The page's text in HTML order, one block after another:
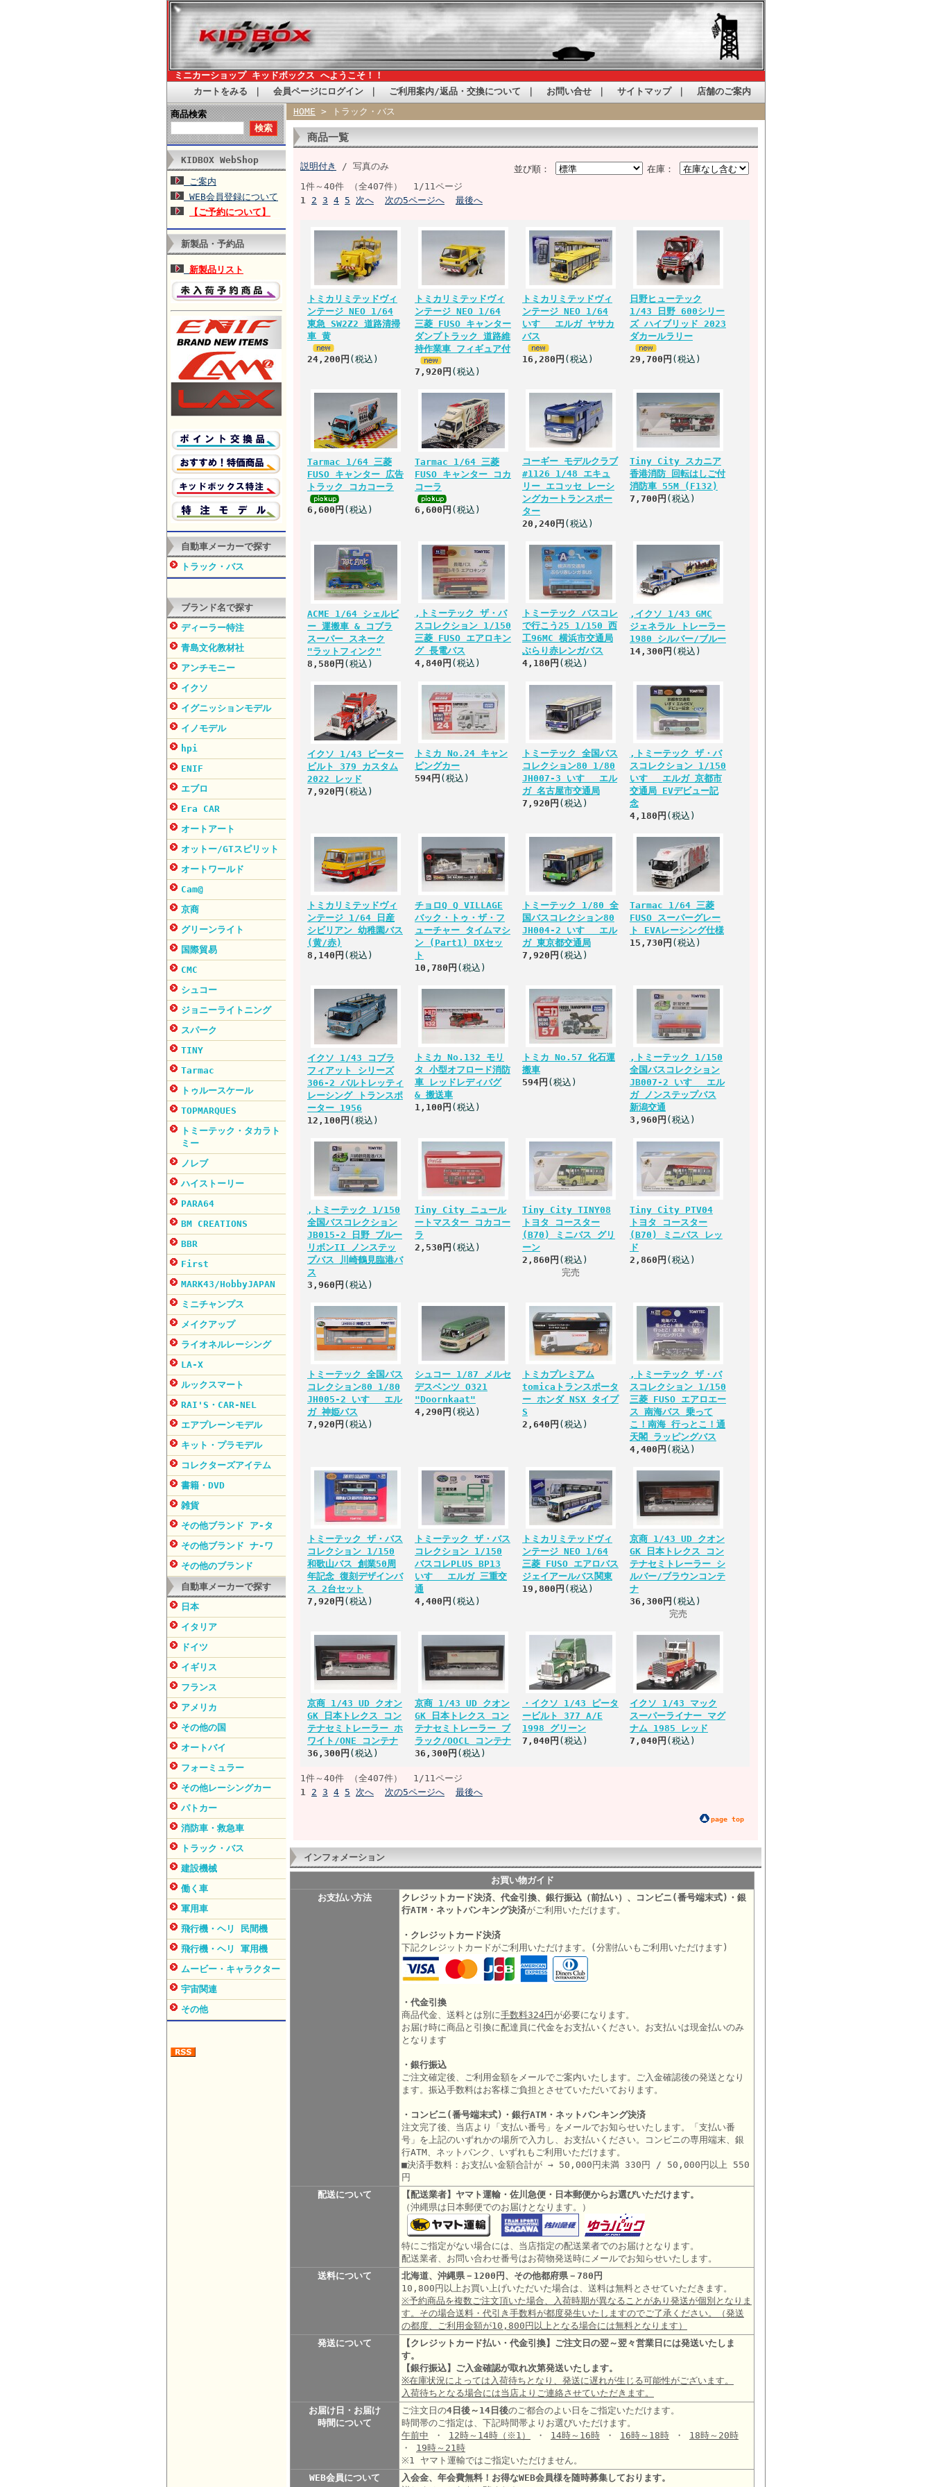
ミニカーショップ キッドボックス へようこそ！！
カートをみる
会員ページにログイン ご利用案内/返品・交換について お問い合せ サイトマップ｜ 店舗のご案内
商品検索
KIDBOX WebShop
ご案内
WEB会員登録について
【ご予約について】
新製品・予約品
新製品リスト
自動車メーカーで探す
トラック・バス
ブランド名で探す
ディーラー特注
青島文化教材社
アンチモニー
イクソ
イグニッションモデル
イノモデル
hpi
ENIF
エブロ
Era CAR
オートアート
オットー/GTスピリット
オートワールド
Cam@
京商
グリーンライト
国際貿易
CMC
シュコー
ジョニーライトニング
スパーク
TINY
Tarmac
トゥルースケール
TOPMARQUES
トミーテック・タカラト
ミー
ノレブ
ハイストーリー
PARA64
BM CREATIONS
BBR
First
MARK43/HobbyJAPAN
ミニチャンプス
メイクアップ
ライオネルレーシング
LA-X
ルックスマート
RAI'S・CAR-NEL
エアプレーンモデル
キット・プラモデル
コレクターズアイテム
書籍・DVD
雑貨
その他ブランド ア-タ
その他ブランド ナ-ワ
その他のブランド
自動車メーカーで探す
日本
イタリア
ドイツ
イギリス
フランス
アメリカ
その他の国
オートバイ
フォーミュラー
その他レーシングカー
パトカー
消防車・救急車
トラック・バス
建設機械
働く車
軍用車
飛行機・ヘリ 民間機
飛行機・ヘリ 軍用機
ムービー・キャラクター
宇宙関連
その他
HOME > トラック・バス
商品一覧
在庫：
並び順：
説明付き
/ 写真のみ
1件～40件 （全407件） 1/11ページ
1 2 3 4 5 次へ 次の5ページへ 最後へ
トミカリミテッドヴィ
ンテージ NEO 1/64
東急 SW2Z2 道路清掃
車 黄
24,200円 (税込)
トミカリミテッドヴィ
ンテージ NEO 1/64
三菱 FUSO キャンター
ダンプトラック 道路維
持作業車 フィギュア付
7,920円 (税込)
トミカリミテッドヴィ
ンテージ NEO 1/64
いすゞ エルガ ヤサカ
バス
16,280円 (税込)
日野ヒューテック
1/43 日野 600シリー
ズ ハイブリッド 2023
ダカールラリー
29,700円 (税込)
Tarmac 1/64 三菱
FUSO キャンター 広告
トラック コカコーラ
6,600円 (税込)
Tarmac 1/64 三菱
FUSO キャンター コカ
コーラ
6,600円 (税込)
コーギー モデルクラブ
#1126 1/48 エキュ
リー エコッセ レーシ
ングカートランスポー
ター
20,240円 (税込)
Tiny City スカニア
香港消防 回転はしご付
消防車 55M (F132)
7,700円 (税込)
ACME 1/64 シェルビ
ー 運搬車 & コブラ
スーパー スネーク
"ラットフィンク"
8,580円 (税込)
,トミーテック ザ・バ
スコレクション 1/150
三菱 FUSO エアロキン
グ 長電バス
4,840円 (税込)
トミーテック バスコレ
で行こう25 1/150 西
工96MC 横浜市交通局
ぶらり赤レンガバス
4,180円 (税込)
,イクソ 1/43 GMC
ジェネラル トレーラー
1980 シルバー/ブルー
14,300円 (税込)
イクソ 1/43 ピーター
ビルト 379 カスタム
2022 レッド
7,920円 (税込)
トミカ No.24 キャン
ピングカー
594円 (税込)
トミーテック 全国バス
コレクション80 1/80
JH007-3 いすゞ エル
ガ 名古屋市交通局
7,920円 (税込)
,トミーテック ザ・バ
スコレクション 1/150
いすゞ エルガ 京都市
交通局 EVデビュー記
念
4,180円 (税込)
トミカリミテッドヴィ
ンテージ 1/64 日産
シビリアン 幼稚園バス
(黄/赤)
8,140円 (税込)
チョロQ Q VILLAGE
バック・トゥ・ザ・フ
ューチャー タイムマシ
ン (Part1) DXセッ
ト
10,780円 (税込)
トミーテック 1/80 全
国バスコレクション80
JH004-2 いすゞ エル
ガ 東京都交通局
7,920円 (税込)
Tarmac 1/64 三菱
FUSO スーパーグレー
ト EVAレーシング仕様
15,730円 (税込)
イクソ 1/43 コブラ
フィアット シリーズ
306-2 バルトレッティ
レーシング トランスポ
ーター 1956
12,100円 (税込)
トミカ No.132 モリ
タ 小型オフロード消防
車 レッドレディバグ
& 搬送車
1,100円 (税込)
トミカ No.57 化石運
搬車
594円 (税込)
,トミーテック 1/150
全国バスコレクション
JB007-2 いすゞ エル
ガ ノンステップバス
新潟交通
3,960円 (税込)
,トミーテック 1/150
全国バスコレクション
JB015-2 日野 ブルー
リボンII ノンステッ
プバス 川崎鶴見臨港バ
ス
3,960円 (税込)
Tiny City ニュール
ートマスター コカコー
ラ
2,530円 (税込)
Tiny City TINY08
トヨタ コースター
(B70) ミニバス グリ
ーン
2,860円 (税込)
完売
Tiny City PTV04
トヨタ コースター
(B70) ミニバス レッ
ド
2,860円 (税込)
トミーテック 全国バス
コレクション80 1/80
JH005‐2 いすゞ エル
ガ 神姫バス
7,920円 (税込)
シュコー 1/87 メルセ
デスベンツ O321
"Doornkaat"
4,290円 (税込)
トミカプレミアム
tomicaトランスポータ
ー ホンダ NSX タイプ
S
2,640円 (税込)
,トミーテック ザ・バ
スコレクション 1/150
三菱 FUSO エアロエー
ス 南海バス 乗って
こ！南海 行っとこ！通
天閣 ラッピングバス
4,400円 (税込)
トミーテック ザ・バス
コレクション 1/150
和歌山バス 創業50周
年記念 復刻デザインバ
ス 2台セット
7,920円 (税込)
トミーテック ザ・バス
コレクション 1/150
バスコレPLUS BP13
いすゞ エルガ 三重交
通
4,400円 (税込)
トミカリミテッドヴィ
ンテージ NEO 1/64
三菱 FUSO エアロバス
ジェイアールバス関東
19,800円 (税込)
京商 1/43 UD クオン
GK 日本トレクス コン
テナセミトレーラー シ
ルバー/ブラウンコンテ
ナ
36,300円 (税込)
完売
京商 1/43 UD クオン
GK 日本トレクス コン
テナセミトレーラー ホ
ワイト/ONE コンテナ
36,300円 (税込)
京商 1/43 UD クオン
GK 日本トレクス コン
テナセミトレーラー ブ
ラック/OOCL コンテナ
36,300円 (税込)
・イクソ 1/43 ピータ
ービルト 377 A/E
1998 グリーン
7,040円 (税込)
イクソ 1/43 マック
スーパーライナー マグ
ナム 1985 レッド
7,040円 (税込)
1件～40件 （全407件） 1/11ページ
1 2 3 4 5 次へ 次の5ページへ 最後へ
page top
インフォメーション
お買い物ガイド
お支払い方法
クレジットカード決済、代金引換、銀行振込（前払い）、コンビニ(番号端末式)・銀
行ATM・ネットバンキング決済がご利用いただけます。
・クレジットカード決済
下記クレジットカードがご利用いただけます。(分割払いもご利用いただけます)
・代金引換
商品代金、送料とは別に手数料324円 が必要になります。
お届け時に商品と引換に配達員に代金をお支払いください。お支払いは現金払いのみ
となります
・銀行振込
ご注文確定後、ご利用金額をメールでご案内いたします。ご入金確認後の発送となり
ます。振込手数料はお客様ご負担とさせていただいております。
・コンビニ(番号端末式)・銀行ATM・ネットバンキング決済
注文完了後、当店より「支払い番号」をメールでお知らせいたします。「支払い番
号」を上記のいずれかの場所で入力し、お支払いください。コンビニの専用端末、銀
行ATM、ネットバンク、いずれもご利用いただけます。
■決済手数料：お支払い金額合計が → 50,000円未満 330円 / 50,000円以上 550
円
配送について
【配送業者】ヤマト運輸・佐川急便・日本郵便からお選びいただけます。
（沖縄県は日本郵便でのお届けとなります。）
特にご指定がない場合には、当店指定の配送業者でのお届けとなります。
配送業者、お問い合わせ番号はお荷物発送時にメールでお知らせいたします。
送料について
北海道、沖縄県－1200円、その他都府県－780円
10,800円以上お買い上げいただいた場合は、送料は無料とさせていただきます。
※予約商品を複数ご注文頂いた場合、入荷時期が異なることがあり発送が個別となりま
す。その場合送料・代引き手数料が都度発生いたしますのでご了承ください。（発送
の都度、ご利用金額が10,800円以上となる場合には無料となります）
発送について
【クレジットカード払い・代金引換】ご注文日の翌～翌々営業日には発送いたしま
す。
【銀行振込】ご入金確認が取れ次第発送いたします。
※在庫状況によっては入荷待ちとなり、発送に遅れが生じる可能性がございます。
入荷待ちとなる場合には当店よりご連絡させていただきます。
お届け日・お届け
時間について
ご注文日の4日後～14日後のご都合のよい日をご指定いただけます。
時間帯のご指定は、下記時間帯よりお選びいただけます。
午前中 ・ 12時～14時 （※1） ・ 14時～16時 ・ 16時～18時 ・ 18時～20時
・ 19時～21時
※1 ヤマト運輸ではご指定いただけません。
WEB会員について
入会金、年会費無料！お得なWEB会員様を随時募集しております。